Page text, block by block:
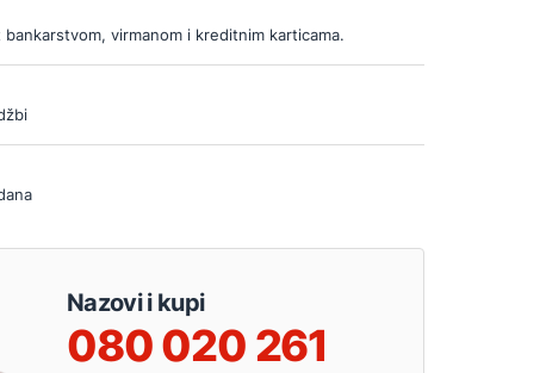
virmanom i kreditnim karticama.
Nazovi i kupi
080 020 261